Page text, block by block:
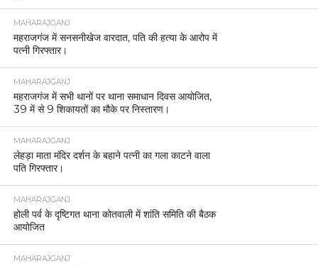
MAHARAJGANJ
महराजगंज में सनसनीखेज वारदात, पति की हत्या के आरोप में
पत्नी गिरफ्तार।
MAHARAJGANJ
महराजगंज में सभी थानों पर थाना समाधान दिवस आयोजित,
39 में से 9 शिकायतों का मौके पर निस्तारण।
MAHARAJGANJ
लेहड़ा माता मंदिर दर्शन के बहाने पत्नी का गला काटने वाला
पति गिरफ्तार।
MAHARAJGANJ
होली पर्व के दृष्टिगत थाना कोतवाली में शांति समिति की बैठक
आयोजित
MAHARAJGANJ